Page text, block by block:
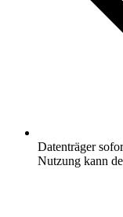
Datenträger
Nutzung kann